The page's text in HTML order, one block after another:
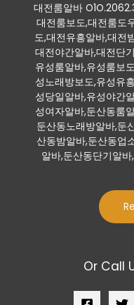
대전룸알바
대전룸보도,대전룸도
도,대전유흥알바,대전
대전야간알바,대전단
유성룸알바,유성룸보
성노래방보도,유성유
성당일알바,유성야간
성여자알바,둔산동룸
둔산동노래방알바,둔
산동밤알바,둔산동업
알바,둔산동단기알
Or Call